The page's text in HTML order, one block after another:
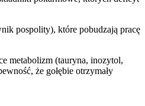
pospolity), które pobudzają pracę
metabolizm (tauryna, inozytol,
że gołębie otrzymały